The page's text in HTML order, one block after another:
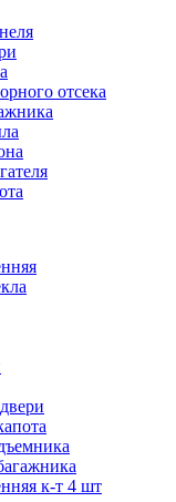
отсека
к-т 4 шт